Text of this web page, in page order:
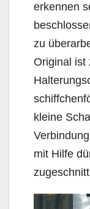
erkennen
zu
Original ist
kleine
mit Hilfe